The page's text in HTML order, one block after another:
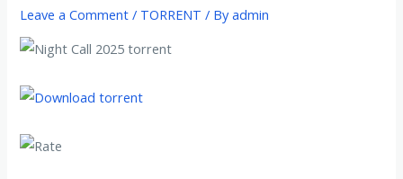
Leave a Comment / TORRENT / Byadmin